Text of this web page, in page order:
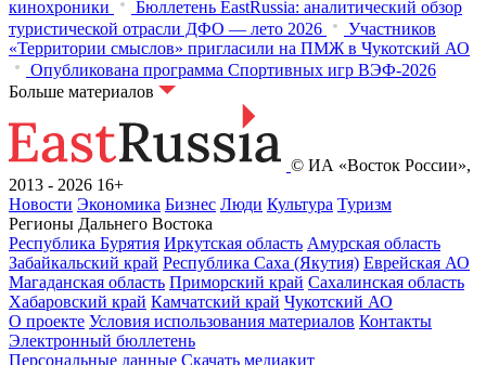
кинохроники
Бюллетень EastRussia: аналитический обзор
туристической отрасли ДФО — лето 2026
Участников
«Территории смыслов» пригласили на ПМЖ в Чукотский АО
Опубликована программа Спортивных игр ВЭФ-2026
Больше материалов
© ИА «Восток России»,
2013 - 2026 16+
Новости Экономика Бизнес Люди Культура Туризм
Регионы Дальнего Востока
Республика Бурятия Иркутская область Амурская область
Забайкальский край Республика Саха (Якутия) Еврейская АО
Магаданская область Приморский край Сахалинская область
Хабаровский край Камчатский край Чукотский АО
О проекте Условия использования материалов Контакты
Электронный бюллетень
Персональные данные Скачать медиакит